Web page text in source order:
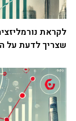
לקראת
שצריך לדעת על